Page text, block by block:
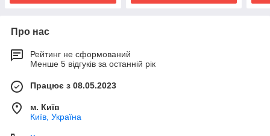
Про нас
Рейтинг не сформований
Менше 5 відгуків за останній рік
Працює з 08.05.2023
м. Київ
Київ, Україна